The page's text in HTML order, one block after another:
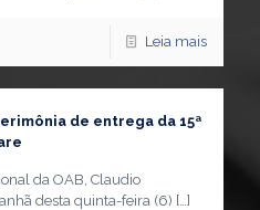
Leia mais
de entrega da 15ª
da OAB, Claudio
desta quinta-feira (6) […]